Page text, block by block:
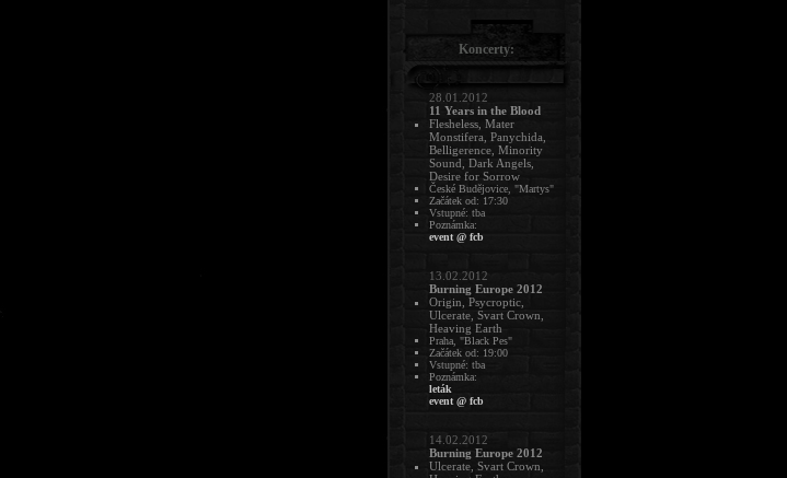
Koncerty:
28.01.2012
11 Years in the Blood
Flesheless, Mater
Monstifera, Panychida,
Belligerence, Minority
Sound, Dark Angels,
Desire for Sorrow
České Budějovice, "Martys"
Začátek od: 17:30
Vstupné: tba
Poznámka:
event @ fcb
13.02.2012
Burning Europe 2012
Origin, Psycroptic,
Ulcerate, Svart Crown,
Heaving Earth
Praha, "Black Pes"
Začátek od: 19:00
Vstupné: tba
Poznámka:
leták
event @ fcb
14.02.2012
Burning Europe 2012
Ulcerate, Svart Crown,